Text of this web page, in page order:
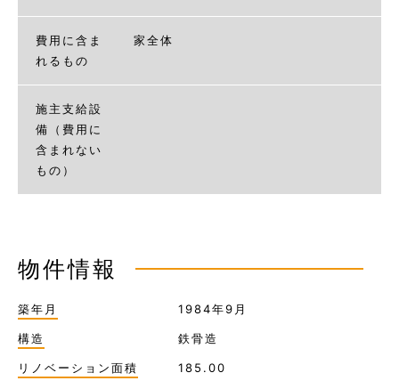
費用に含ま
れるもの
家全体
施主支給設
備（費用に
含まれない
もの）
物件情報
築年月 1984年9月
構造 鉄骨造
リノベーション面積 185.00